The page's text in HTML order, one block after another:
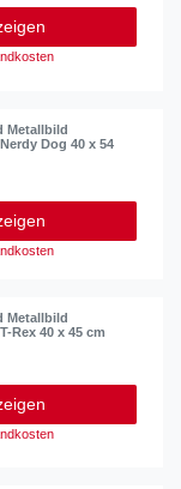
Metallbild
Dog 40 x 54
Metallbild
Rex 40 x 45 cm